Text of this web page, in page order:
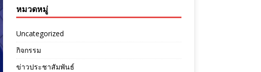
หมวดหมู่
Uncategorized
กิจกรรม
ข่าวประชาสัมพันธ์